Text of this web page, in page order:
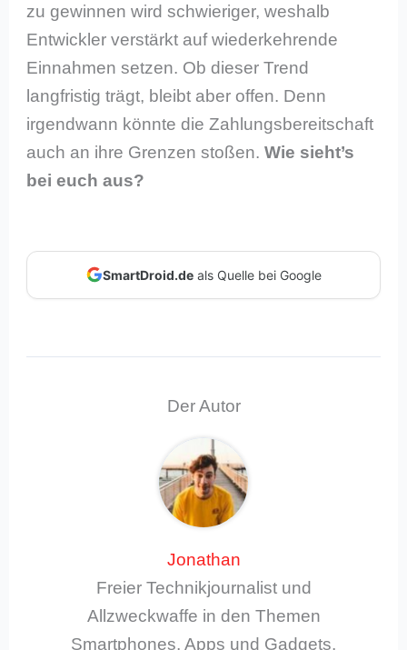
zu gewinnen wird schwieriger, weshalb
Entwickler verstärkt auf wiederkehrende
Einnahmen setzen. Ob dieser Trend
langfristig trägt, bleibt aber offen. Denn
irgendwann könnte die Zahlungsbereitschaft
auch an ihre Grenzen stoßen.Wie sieht’s
bei euch aus?
SmartDroid.deals Quelle bei Google
Der Autor
Jonathan
Freier Technikjournalist und
Allzweckwaffe in den Themen
Smartphones, Apps und Gadgets,